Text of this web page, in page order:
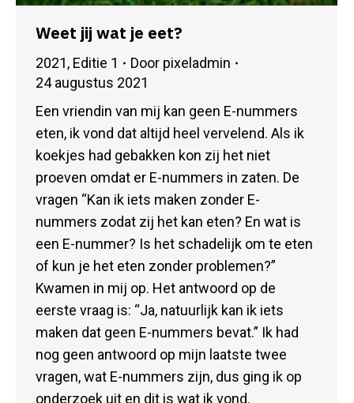
Weet jij wat je eet?
2021, Editie 1 Door pixeladmin
24 augustus 2021
Een vriendin van mij kan geen E-nummers
eten, ik vond dat altijd heel vervelend. Als ik
koekjes had gebakken kon zij het niet
proeven omdat er E-nummers in zaten. De
vragen “Kan ik iets maken zonder E-
nummers zodat zij het kan eten? En wat is
een E-nummer? Is het schadelijk om te eten
of kun je het eten zonder problemen?”
Kwamen in mij op. Het antwoord op de
eerste vraag is: “Ja, natuurlijk kan ik iets
maken dat geen E-nummers bevat.” Ik had
nog geen antwoord op mijn laatste twee
vragen, wat E-nummers zijn, dus ging ik op
onderzoek uit en dit is wat ik vond.